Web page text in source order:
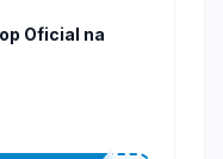
Oficial na